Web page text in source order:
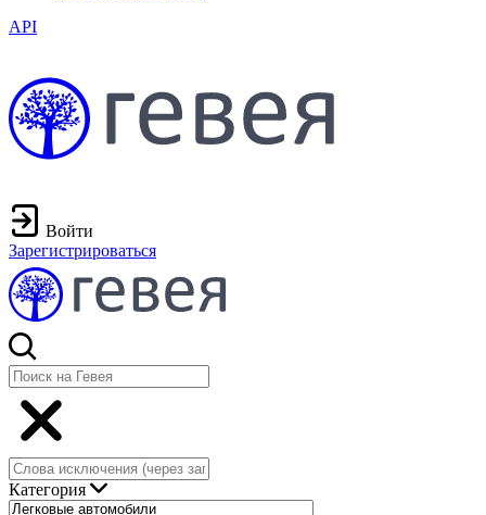
API
Войти
Зарегистрироваться
Категория